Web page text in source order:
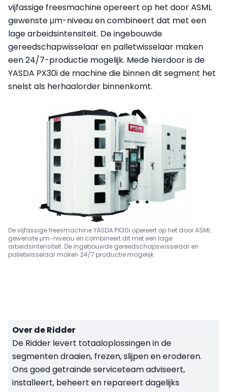
vijfassige freesmachine opereert op het door ASML
gewenste μm-niveau en combineert dat met een
lage arbeidsintensiteit. De ingebouwde
gereedschapwisselaar en palletwisselaar maken
een 24/7-productie mogelijk. Mede hierdoor is de
YASDA PX30i de machine die binnen dit segment het
snelst als herhaalorder binnenkomt.
De vijfassige freesmachine YASDA PX30i opereert op het door ASML
gewenste μm-niveau en combineert dit met een lage
arbeidsintensiteit. De ingebouwde gereedschapswisselaar en
palletwisselaar maken 24/7 productie mogelijk
Over de Ridder
De Ridder levert totaaloplossingen in de
segmenten draaien, frezen, slijpen en eroderen.
Ons goed getrainde serviceteam adviseert,
installeert, beheert en repareert dagelijks